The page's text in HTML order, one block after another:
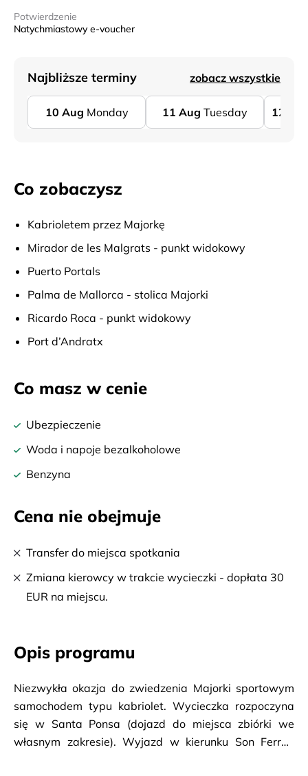
Potwierdzenie
Natychmiastowy e-voucher
Najbliższe terminy zobacz wszystkie
10 Aug Monday 11 Aug Tuesday 12
Co zobaczysz
Kabrioletem przez Majorkę
Mirador de les Malgrats - punkt widokowy
Puerto Portals
Palma de Mallorca - stolica Majorki
Ricardo Roca - punkt widokowy
Port d’Andratx
Co masz w cenie
Ubezpieczenie
Woda i napoje bezalkoholowe
Benzyna
Cena nie obejmuje
Transfer do miejsca spotkania
Zmiana kierowcy w trakcie wycieczki - dopłata 30
EUR na miejscu.
Opis programu
Niezwykła okazja do zwiedzenia Majorki sportowym
samochodem typu kabriolet. Wycieczka rozpoczyna
się w Santa Ponsa (dojazd do miejsca zbiórki we
własnym zakresie). Wyjazd w kierunku Son Ferrer.